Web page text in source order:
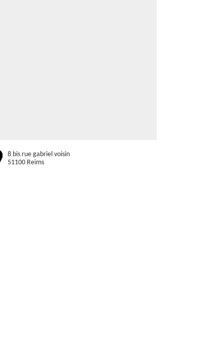
8 bis rue gabriel voisin
51100 Reims